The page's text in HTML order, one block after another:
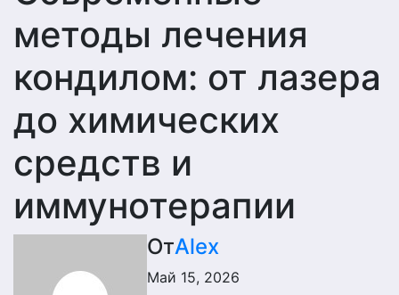
методы лечения
кондилом: от лазера
до химических
средств и
иммунотерапии
ОтAlex
Май 15, 2026